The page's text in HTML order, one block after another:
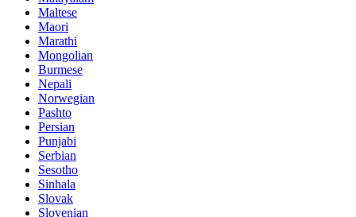
Maltese
Maori
Marathi
Mongolian
Burmese
Nepali
Norwegian
Pashto
Persian
Punjabi
Serbian
Sesotho
Sinhala
Slovak
Slovenian